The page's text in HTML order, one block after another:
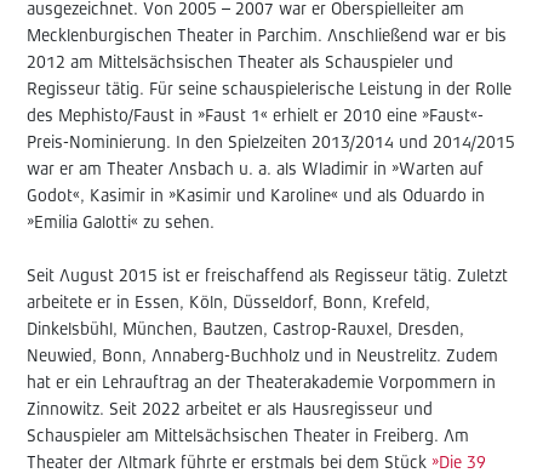
ausgezeichnet. Von 2005 – 2007 war er Oberspielleiter am
Mecklenburgischen Theater in Parchim. Anschließend war er bis
2012 am Mittelsächsischen Theater als Schauspieler und
Regisseur tätig. Für seine schauspielerische Leistung in der Rolle
des Mephisto/Faust in »Faust 1« erhielt er 2010 eine »Faust«-
Preis-Nominierung. In den Spielzeiten 2013/2014 und 2014/2015
war er am Theater Ansbach u. a. als Wladimir in »Warten auf
Godot«, Kasimir in »Kasimir und Karoline« und als Oduardo in
»Emilia Galotti« zu sehen.
Seit August 2015 ist er freischaffend als Regisseur tätig. Zuletzt
arbeitete er in Essen, Köln, Düsseldorf, Bonn, Krefeld,
Dinkelsbühl, München, Bautzen, Castrop-Rauxel, Dresden,
Neuwied, Bonn, Annaberg-Buchholz und in Neustrelitz. Zudem
hat er ein Lehrauftrag an der Theaterakademie Vorpommern in
Zinnowitz. Seit 2022 arbeitet er als Hausregisseur und
Schauspieler am Mittelsächsischen Theater in Freiberg. Am
Theater der Altmark führte er erstmals bei dem Stück »Die 39